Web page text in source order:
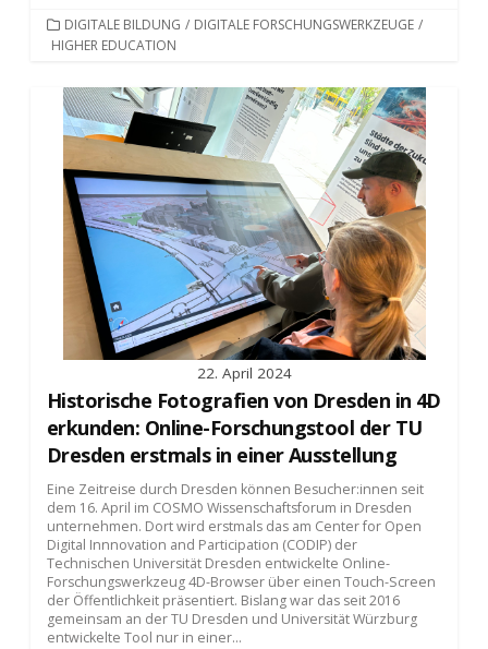
KATEGORIEN
DIGITALE BILDUNG / DIGITALE FORSCHUNGSWERKZEUGE /
HIGHER EDUCATION
22. April 2024
Historische Fotografien von Dresden in 4D
erkunden: Online-Forschungstool der TU
Dresden erstmals in einer Ausstellung
Eine Zeitreise durch Dresden können Besucher:innen seit
dem 16. April im COSMO Wissenschaftsforum in Dresden
unternehmen. Dort wird erstmals das am Center for Open
Digital Innnovation and Participation (CODIP) der
Technischen Universität Dresden entwickelte Online-
Forschungswerkzeug 4D-Browser über einen Touch-Screen
der Öffentlichkeit präsentiert. Bislang war das seit 2016
gemeinsam an der TU Dresden und Universität Würzburg
entwickelte Tool nur in einer...